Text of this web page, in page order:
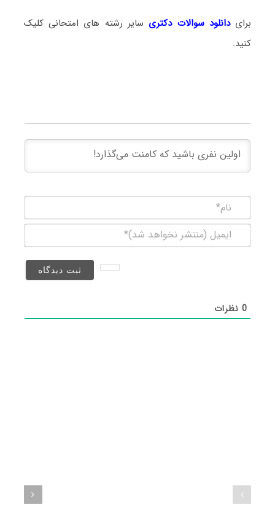
برایدانلود سوالات دکتری سایر رشته های امتحانی کلیک
کنید.
(منتشر
0نظرات